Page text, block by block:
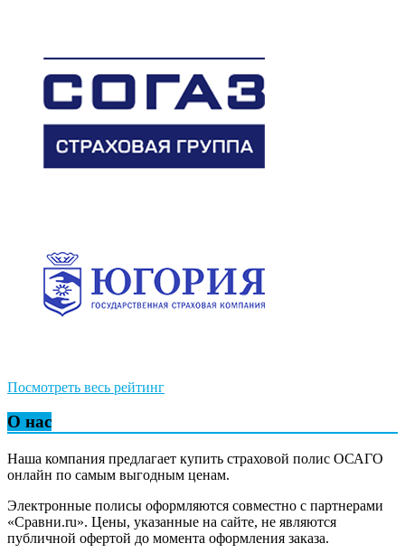
Посмотреть весь рейтинг
О нас
Наша компания предлагает купить страховой полис ОСАГО
онлайн по самым выгодным ценам.
Электронные полисы оформляются совместно с партнерами
«Сравни.ru». Цены, указанные на сайте, не являются
публичной офертой до момента оформления заказа.